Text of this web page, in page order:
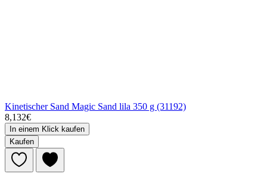
Kinetischer Sand Magic Sand lila 350 g (31192)
8,132€
In einem Klick kaufen
Kaufen